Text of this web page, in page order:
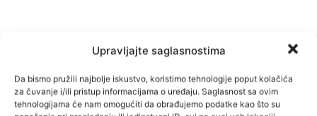
Upravljajte saglasnostima
Da bismo pružili najbolje iskustvo, koristimo tehnologije poput kolačića
za čuvanje i/ili pristup informacijama o uređaju. Saglasnost sa ovim
tehnologijama će nam omogućiti da obrađujemo podatke kao što su